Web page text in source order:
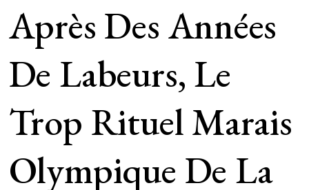
Après Des Années
De Labeurs, Le
Trop Rituel Marais
Olympique De La